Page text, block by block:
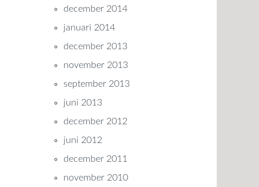
december 2014
januari 2014
december 2013
november 2013
september 2013
juni 2013
december 2012
juni 2012
december 2011
november 2010